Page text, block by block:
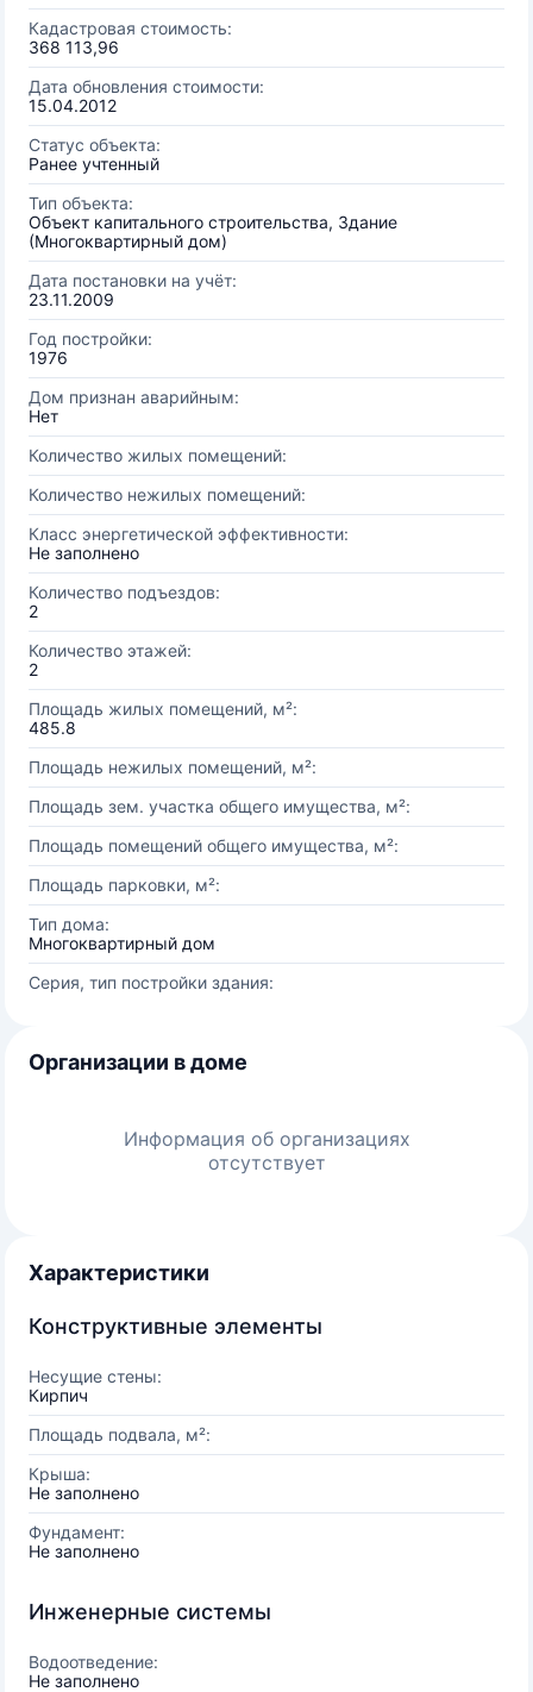
Кадастровая стоимость:
368 113,96
Дата обновления стоимости:
15.04.2012
Статус объекта:
Ранее учтенный
Тип объекта:
Объект капитального строительства, Здание
(Многоквартирный дом)
Дата постановки на учёт:
23.11.2009
Год постройки:
1976
Дом признан аварийным:
Нет
Количество жилых помещений:
Количество нежилых помещений:
Класс энергетической эффективности:
Не заполнено
Количество подъездов:
2
Количество этажей:
2
Площадь жилых помещений, м²:
485.8
Площадь нежилых помещений, м²:
Площадь зем. участка общего имущества, м²:
Площадь помещений общего имущества, м²:
Площадь парковки, м²:
Тип дома:
Многоквартирный дом
Серия, тип постройки здания:
Организации в доме
Информация об организациях
отсутствует
Характеристики
Конструктивные элементы
Несущие стены:
Кирпич
Площадь подвала, м²:
Крыша:
Не заполнено
Фундамент:
Не заполнено
Инженерные системы
Водоотведение:
Не заполнено